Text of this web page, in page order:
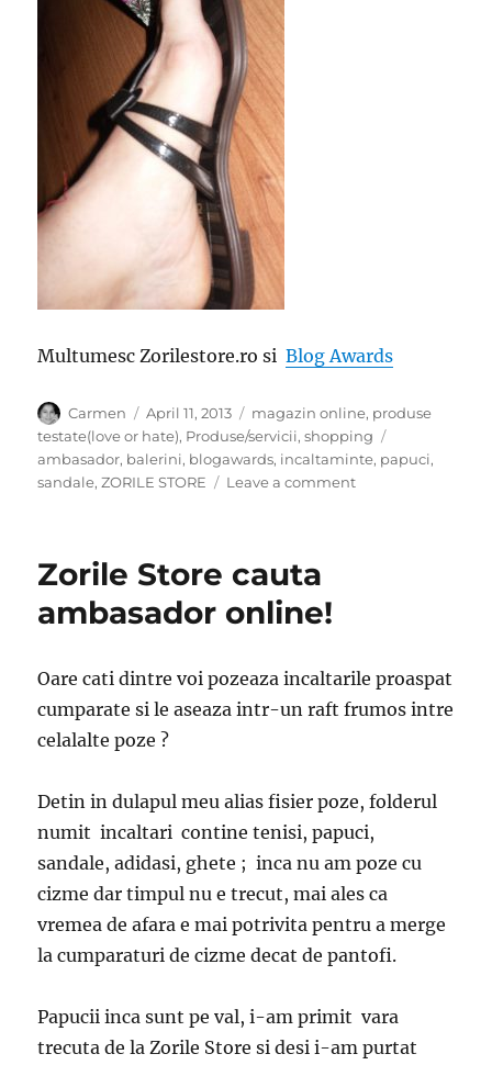
Multumesc Zorilestore.ro siBlog Awards
Author
Carmen
Posted
on
April 11, 2013 Categories
magazin online, produse
testate(love or hate), Produse/servicii,shopping
ambasador, balerini, blogawards, incaltaminte, papuci,
sandale,ZORILE STORE Leave a commenton
Zorile Store cauta
ambasador online!
Oare cati dintre voi pozeaza incaltarile proaspat
cumparate si le aseaza intr-un raft frumos intre
celalalte poze ?
Detin in dulapul meu alias fisier poze, folderul
numit incaltari contine tenisi, papuci,
sandale, adidasi, ghete ; inca nu am poze cu
cizme dar timpul nu e trecut, mai ales ca
vremea de afara e mai potrivita pentru a merge
la cumparaturi de cizme decat de pantofi.
Papucii inca sunt pe val, i-am primit vara
trecuta de la Zorile Store si desi i-am purtat